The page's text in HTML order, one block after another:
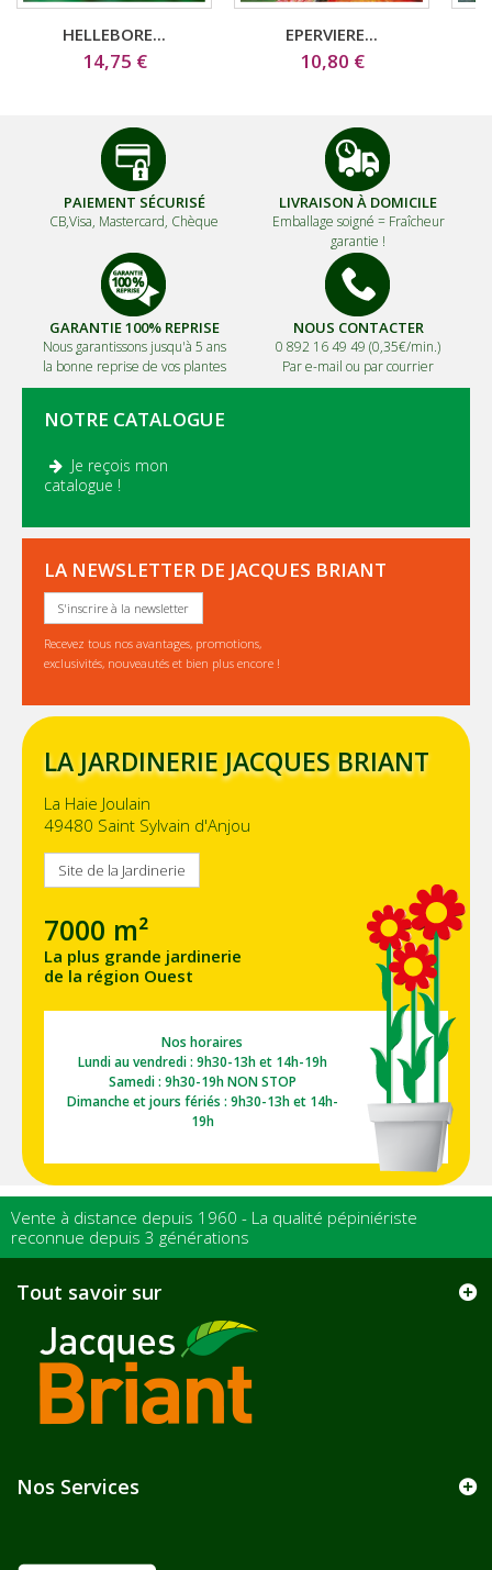
HELLEBORE...
14,75 €
EPERVIERE...
10,80 €
PAIEMENT SÉCURISÉ
CB,Visa, Mastercard, Chèque
LIVRAISON À DOMICILE
Emballage soigné = Fraîcheur
garantie !
GARANTIE 100% REPRISE
Nous garantissons jusqu'à 5 ans
la bonne reprise de vos plantes
NOUS CONTACTER
0 892 16 49 49 (0,35€/min.)
Par e-mail ou par courrier
NOTRE CATALOGUE
Je reçois mon
catalogue !
LA NEWSLETTER DE JACQUES BRIANT
S'inscrire à la newsletter
Recevez tous nos avantages, promotions,
exclusivités, nouveautés et bien plus encore !
LA JARDINERIE JACQUES BRIANT
La Haie Joulain
49480 Saint Sylvain d'Anjou
Site de la Jardinerie
7000 m²
La plus grande jardinerie
de la région Ouest
Nos horaires
Lundi au vendredi : 9h30-13h et 14h-19h
Samedi : 9h30-19h NON STOP
Dimanche et jours fériés : 9h30-13h et 14h-
19h
Vente à distance depuis 1960 - La qualité pépiniériste
reconnue depuis 3 générations
Tout savoir sur
Nos Services